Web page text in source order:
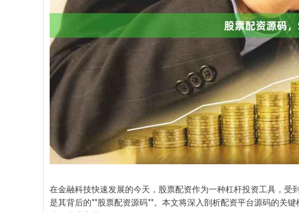
在金融科技快速发展的今天，股票配资作为一种杠杆投资工具，
是其背后的**股票配资源码**。本文将深入剖析配资平台源码的关